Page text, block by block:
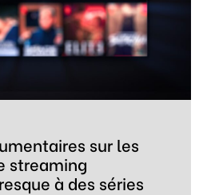
sur les
streaming
à des séries